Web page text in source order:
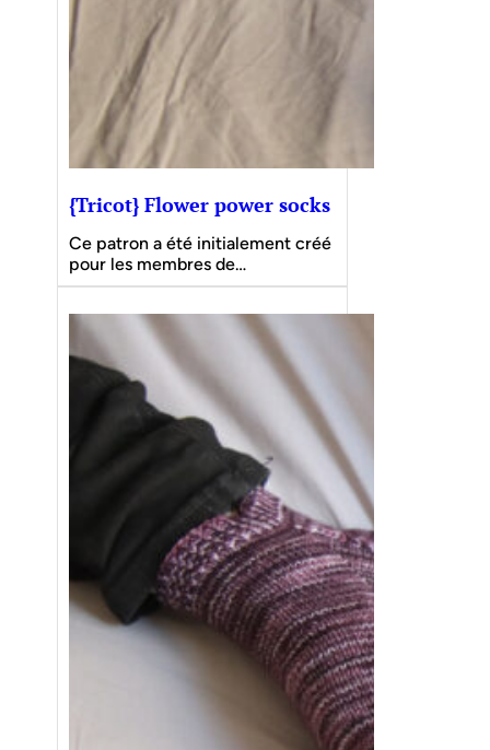
{Tricot} Flower power socks
Ce patron a été initialement créé
pour les membres de…